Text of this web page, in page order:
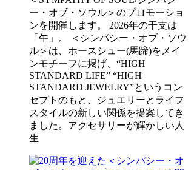
ー・オブ・ソウル＞のプロモーショ
ンを開催します。 2026年の干支は
「午」。 ＜シンパシー・オブ・ソウ
ル＞は、ホースシュー(馬蹄)をメイ
ンモチーフに掲げ、“HIGH
STANDARD LIFE” “HIGH
STANDARD JEWELRY”というコン
セプトのもと、ジュエリーとライフ
スタイルの新しい関係を提案してき
ました。アクセサリーが輝かしい人
生